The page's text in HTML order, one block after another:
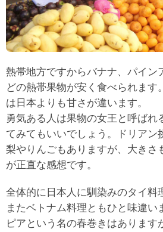
熱帯地方ですからバナナ、パイン
どの熱帯果物が安く食べられます
は日本よりも甘さが違います。
勇気ある人は果物の女王と呼ばれ
てみてもいいでしょう。ドリアン
梨やりんごもありますが、大きさ
が正直な感想です。
全体的に日本人に馴染みのタイ料
またベトナム料理ともひと味違い
ピアという名の春巻きはあります